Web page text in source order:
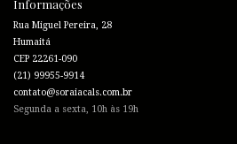
Informações
Rua Miguel Pereira, 28
Humaitá
CEP 22261-090
(21) 99955-9914
contato@soraiacals.com.br
Segunda a sexta, 10h às 19h